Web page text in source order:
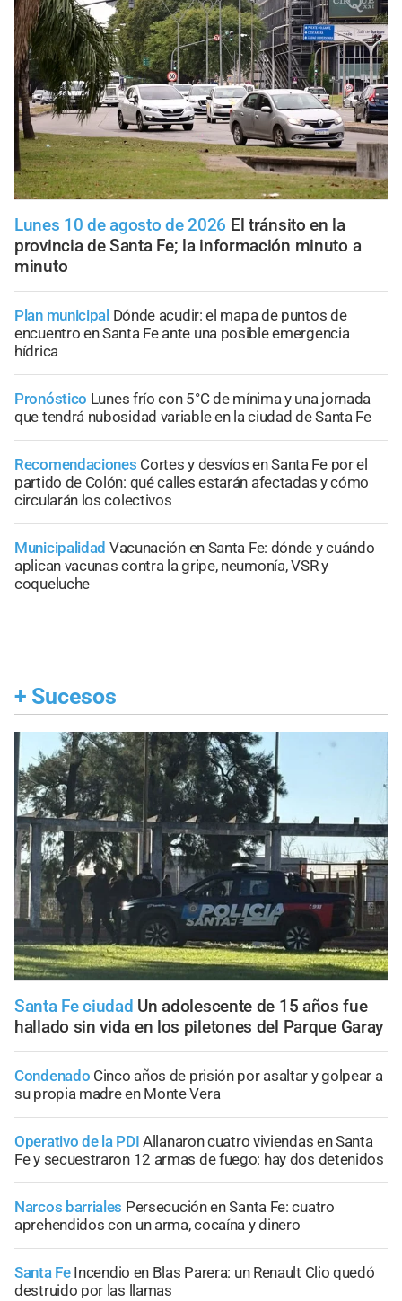
Lunes 10 de agosto de 2026 El tránsito en la
provincia de Santa Fe; la información minuto a
minuto
Plan municipal Dónde acudir: el mapa de puntos de
encuentro en Santa Fe ante una posible emergencia
hídrica
Pronóstico Lunes frío con 5°C de mínima y una jornada
que tendrá nubosidad variable en la ciudad de Santa Fe
Recomendaciones Cortes y desvíos en Santa Fe por el
partido de Colón: qué calles estarán afectadas y cómo
circularán los colectivos
Municipalidad Vacunación en Santa Fe: dónde y cuándo
aplican vacunas contra la gripe, neumonía, VSR y
coqueluche
+ Sucesos
Santa Fe ciudad Un adolescente de 15 años fue
hallado sin vida en los piletones del Parque Garay
Condenado Cinco años de prisión por asaltar y golpear a
su propia madre en Monte Vera
Operativo de la PDI Allanaron cuatro viviendas en Santa
Fe y secuestraron 12 armas de fuego: hay dos detenidos
Narcos barriales Persecución en Santa Fe: cuatro
aprehendidos con un arma, cocaína y dinero
Santa Fe Incendio en Blas Parera: un Renault Clio quedó
destruido por las llamas